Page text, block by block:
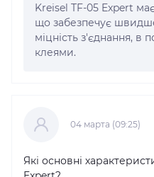
Kreisel TF-05 Expert
що забезпечує
міцність з'єднання, в
клеями.
04 марта (09:25)
Які основні